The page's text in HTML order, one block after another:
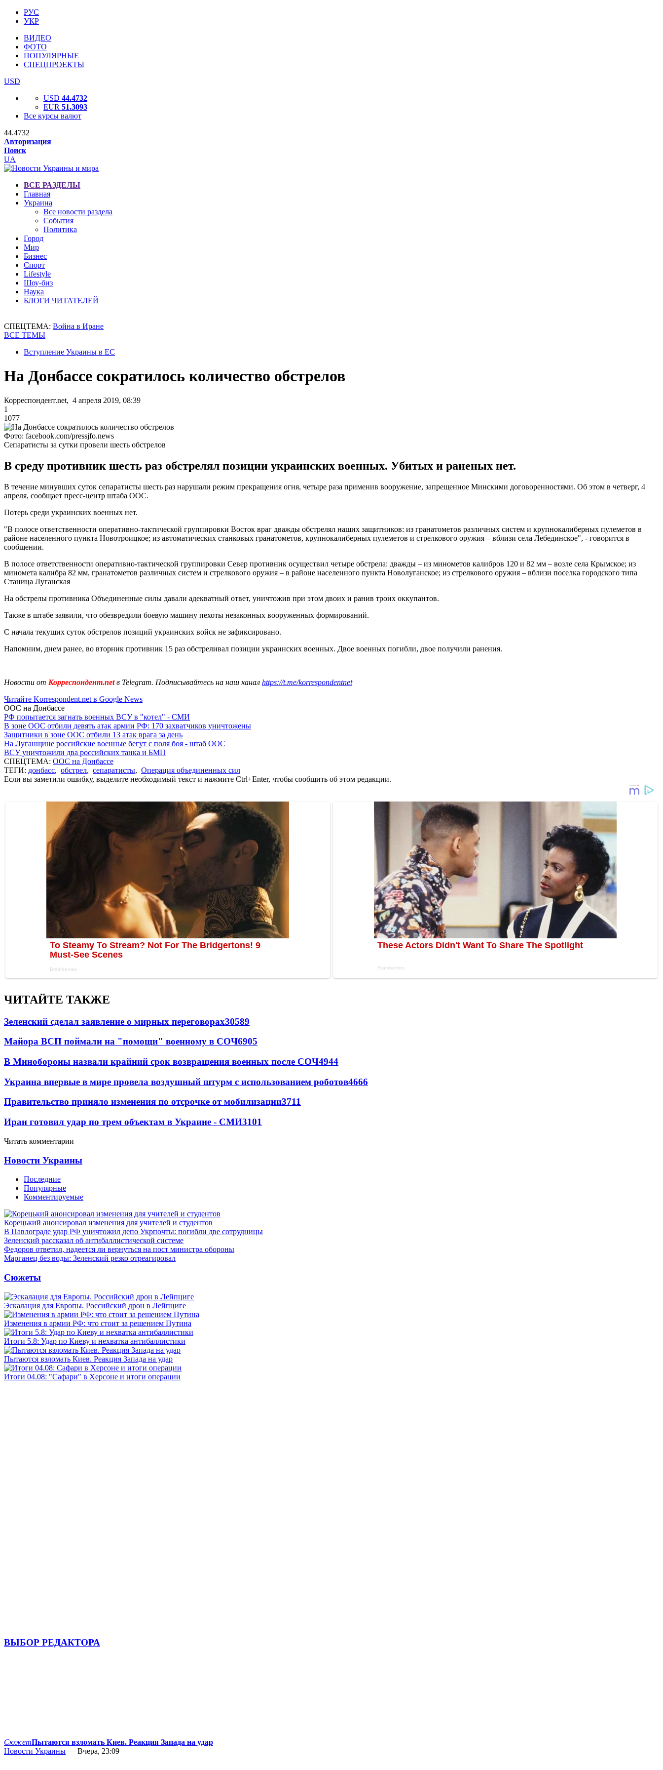
РУС
УКР
ВИДЕО
ФОТО
ПОПУЛЯРНЫЕ
СПЕЦПРОЕКТЫ
USD
USD 44.4732
EUR 51.3093
Все курсы валют
44.4732
Авторизация
Поиск
UA
ВСЕ РАЗДЕЛЫ
Главная
Украина
Все новости раздела
События
Политика
Город
Мир
Бизнес
Спорт
Lifestyle
Шоу-биз
Наука
БЛОГИ ЧИТАТЕЛЕЙ
СПЕЦТЕМА: Война в Иране
ВСЕ ТЕМЫ
Вступление Украины в ЕС
На Донбассе сократилось количество обстрелов
Корреспондент.net, 4 апреля 2019, 08:39
1
1077
Фото: facebook.com/pressjfo.news
Сепаратисты за сутки провели шесть обстрелов
В среду противник шесть раз обстрелял позиции украинских военных. Убитых и раненых нет.
В течение минувших суток сепаратисты шесть раз нарушали режим прекращения огня, четыре раза применив вооружение, запрещенное Минскими договоренностями. Об этом в четверг, 4
апреля, сообщает пресс-центр штаба ООС.
Потерь среди украинских военных нет.
"В полосе ответственности оперативно-тактической группировки Восток враг дважды обстрелял наших защитников: из гранатометов различных систем и крупнокалиберных пулеметов в
районе населенного пункта Новотроицкое; из автоматических станковых гранатометов, крупнокалиберных пулеметов и стрелкового оружия – вблизи села Лебединское", - говорится в
сообщении.
В полосе ответственности оперативно-тактической группировки Север противник осуществил четыре обстрела: дважды – из минометов калибров 120 и 82 мм – возле села Крымское; из
миномета калибра 82 мм, гранатометов различных систем и стрелкового оружия – в районе населенного пункта Новолуганское; из стрелкового оружия – вблизи поселка городского типа
Станица Луганская
На обстрелы противника Объединенные силы давали адекватный ответ, уничтожив при этом двоих и ранив троих оккупантов.
Также в штабе заявили, что обезвредили боевую машину пехоты незаконных вооруженных формирований.
С начала текущих суток обстрелов позиций украинских войск не зафиксировано.
Напомним, днем ранее, во вторник противник 15 раз обстреливал позиции украинских военных. Двое военных погибли, двое получили ранения.
Новости от Корреспондент.netв Telegram. Подписывайтесь на наш канал https://t.me/korrespondentnet
Читайте Korrespondent.net в Google News
ООС на Донбассе
РФ попытается загнать военных ВСУ в "котел" - СМИ
В зоне ООС отбили девять атак армии РФ: 170 захватчиков уничтожены
Защитники в зоне ООС отбили 13 атак врага за день
На Луганщине российские военные бегут с поля боя - штаб ООС
ВСУ уничтожили два российских танка и БМП
СПЕЦТЕМА: ООС на Донбассе
ТЕГИ: донбасс, обстрел, сепаратисты, Операция объединенных сил
Если вы заметили ошибку, выделите необходимый текст и нажмите Ctrl+Enter, чтобы сообщить об этом редакции.
ЧИТАЙТЕ ТАКЖЕ
Зеленский сделал заявление о мирных переговорах30589
Майора ВСП поймали на "помощи" военному в СОЧ6905
В Минобороны назвали крайний срок возвращения военных после СОЧ4944
Украина впервые в мире провела воздушный штурм с использованием роботов4666
Правительство приняло изменения по отсрочке от мобилизации3711
Иран готовил удар по трем объектам в Украине - СМИ3101
Читать комментарии
Новости Украины
Последние
Популярные
Комментируемые
Корецький анонсировал изменения для учителей и студентов
В Павлограде удар РФ уничтожил депо Укрпочты: погибли две сотрудницы
Зеленский рассказал об антибаллистической системе
Федоров ответил, надеется ли вернуться на пост министра обороны
Марганец без воды: Зеленский резко отреагировал
Сюжеты
Эскалация для Европы. Российский дрон в Лейпциге
Изменения в армии РФ: что стоит за решением Путина
Итоги 5.8: Удар по Киеву и нехватка антибаллистики
Пытаются взломать Киев. Реакция Запада на удар
Итоги 04.08: "Сафари" в Херсоне и итоги операции
ВЫБОР РЕДАКТОРА
СюжетПытаются взломать Киев. Реакция Запада на удар
Новости Украины — Вчера, 23:09